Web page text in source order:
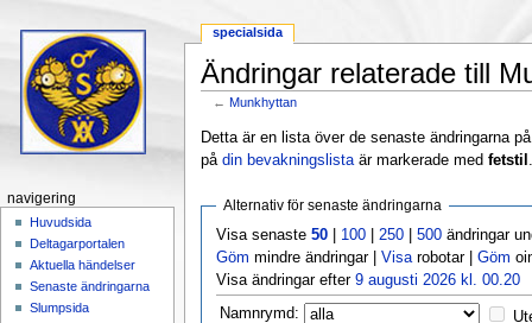
Ändringar relaterade till
←Munkhyttan
Detta är en lista över de senaste ändringarna
på din bevakningslistaär markerade med fetstil
Alternativ för senaste ändringarna
Visa senaste50 100 250 |500 ändringar
Göm mindre ändringar |Visa robotar |Göm
Visa ändringar efter9 augusti 2026 kl. 00.20
Namnrymd:
specialsida
navigering
Huvudsida
Deltagarportalen
Aktuella händelser
Senaste ändringarna
Slumpsida